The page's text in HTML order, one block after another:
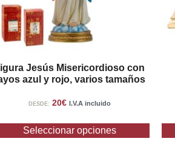
Jesús Misericordioso con
azul y rojo, varios tamaños
DESDE: 20€ I.V.A incluido
Seleccionar opciones